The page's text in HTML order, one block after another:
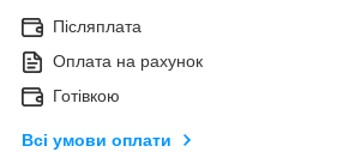
Післяплата
Оплата на рахунок
Готівкою
Всі умови оплати